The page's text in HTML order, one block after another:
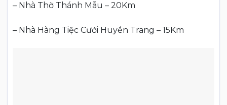
– Nhà Thờ Thánh Mẫu – 20Km
– Nhà Hàng Tiệc Cưới Huyền Trang – 15Km